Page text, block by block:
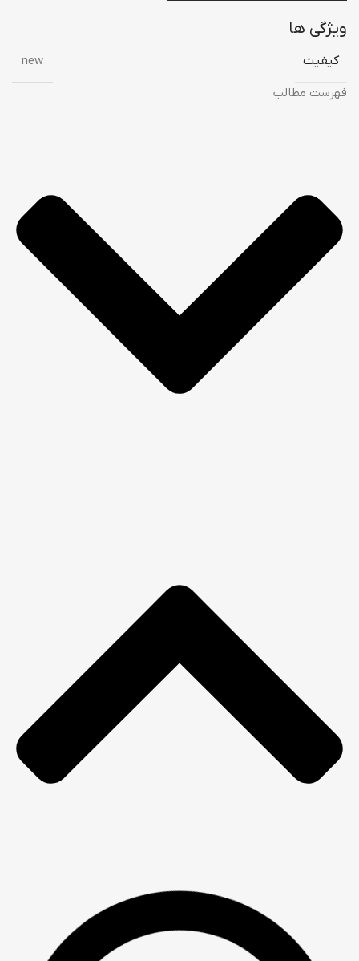
ویژگی ها
کیفیت
new
فهرست مطالب